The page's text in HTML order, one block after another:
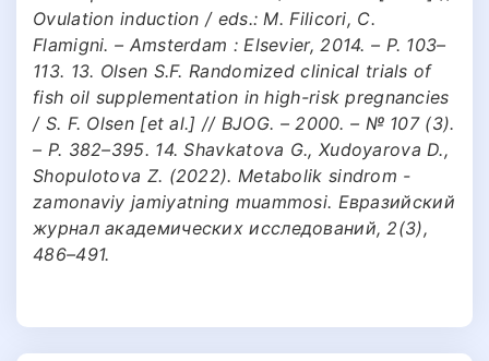
Ovulation induction / eds.: M. Filicori, C.
Flamigni. – Amsterdam : Elsevier, 2014. – P. 103–
113. 13. Olsen S.F. Randomized clinical trials of
fish oil supplementation in high-risk pregnancies
/ S. F. Olsen [et al.] // BJOG. – 2000. – № 107 (3).
– Р. 382–395. 14. Shavkatova G., Xudoyarova D.,
Shopulotova Z. (2022). Metabolik sindrom -
zamonaviy jamiyatning muammosi. Евразийский
журнал академических исследований, 2(3),
486–491.